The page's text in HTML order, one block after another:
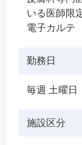
いる医師限
電子カルテ
勤務日
毎週 土曜
施設区分